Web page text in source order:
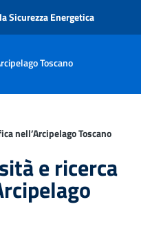
Sicurezza Energetica
Toscano
nell’Arcipelago Toscano
e ricerca